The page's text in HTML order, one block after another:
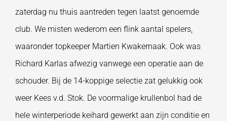
zaterdag nu thuis aantreden tegen laatst genoemde
club. We misten wederom een flink aantal spelers,
waaronder topkeeper Martien Kwakernaak. Ook was
Richard Karlas afwezig vanwege een operatie aan de
schouder. Bij de 14-koppige selectie zat gelukkig ook
weer Kees v.d. Stok. De voormalige krullenbol had de
hele winterperiode keihard gewerkt aan zijn conditie en